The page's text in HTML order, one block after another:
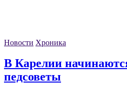
Новости Хроника
В Карелии
педсоветы